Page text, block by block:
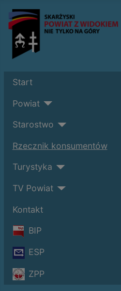
Start
Powiat
Starostwo
Rzecznik konsumentów
Turystyka
TV Powiat
Kontakt
BIP
ESP
ZPP